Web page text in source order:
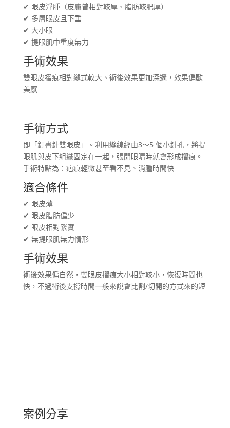
✔ 眼皮浮腫（皮膚曾相對較厚、脂肪較肥厚）
✔ 多層眼皮且下垂
✔ 大小眼
✔ 提眼肌中重度無力
手術效果
雙眼皮摺痕相對縫式較大、術後效果更加深邃，效果偏歐
美感
手術方式
即「釘書針雙眼皮」。利用縫線經由3～5 個小針孔，將提
眼肌與皮下組織固定在一起，張開眼睛時就會形成摺痕。
手術特點為：疤痕輕微甚至看不見、消腫時間快
適合條件
✔ 眼皮薄
✔ 眼皮脂肪偏少
✔ 眼皮相對緊實
✔ 無提眼肌無力情形
手術效果
術後效果偏自然，雙眼皮摺痕大小相對較小，恢復時間也
快，不過術後支撐時間一般來說會比割/切開的方式來的短
案例分享